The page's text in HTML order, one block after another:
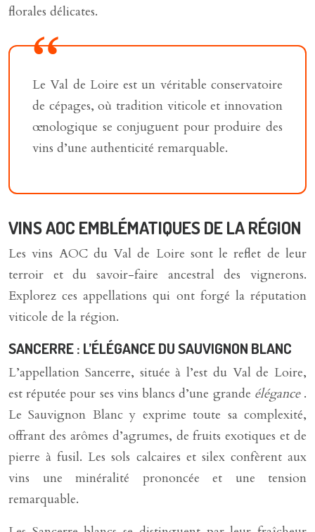
florales délicates.
Le Val de Loire est un véritable conservatoire
de cépages, où tradition viticole et innovation
œnologique se conjuguent pour produire des
vins d’une authenticité remarquable.
VINS AOC EMBLÉMATIQUES DE LA RÉGION
Les vins AOC du Val de Loire sont le reflet de leur
terroir et du savoir-faire ancestral des vignerons.
Explorez ces appellations qui ont forgé la réputation
viticole de la région.
SANCERRE : L’ÉLÉGANCE DU SAUVIGNON BLANC
L’appellation Sancerre, située à l’est du Val de Loire,
est réputée pour ses vins blancs d’une grande élégance .
Le Sauvignon Blanc y exprime toute sa complexité,
offrant des arômes d’agrumes, de fruits exotiques et de
pierre à fusil. Les sols calcaires et silex confèrent aux
vins une minéralité prononcée et une tension
remarquable.